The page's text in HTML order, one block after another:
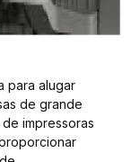
para alugar
de grande
impressoras